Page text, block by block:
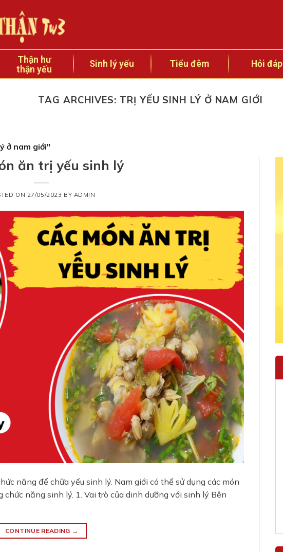
Thận hư
thận yếu
Sinh lý yếu Tiểu đêm Hỏi đáp
TAG ARCHIVES: TRỊ YẾU SINH LÝ Ở NAM GIỚI
ở nam giới"
ăn trị yếu sinh lý
ON 27/05/2023 BY ADMIN
năng để chữa yếu sinh lý. Nam giới có thể sử dụng các món
năng sinh lý. 1. Vai trò của dinh dưỡng với sinh lý Bên
CONTINUE READING →